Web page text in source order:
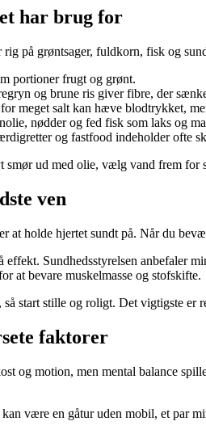
har brug for
på grøntsager, fuldkorn, fisk og
portioner frugt og grønt.
og brune ris giver fibre, der
meget salt kan hæve blodtrykket,
nødder og fed fisk som laks og
og fastfood indeholder ofte
ud med olie, vælg vand frem for
ven
at holde hjertet sundt på. Når du
Sundhedsstyrelsen anbefaler
at bevare muskelmasse og stofskifte.
start stille og roligt. Det vigtigste er
faktorer
og motion, men mental balance
kan være en gåtur uden mobil, et par